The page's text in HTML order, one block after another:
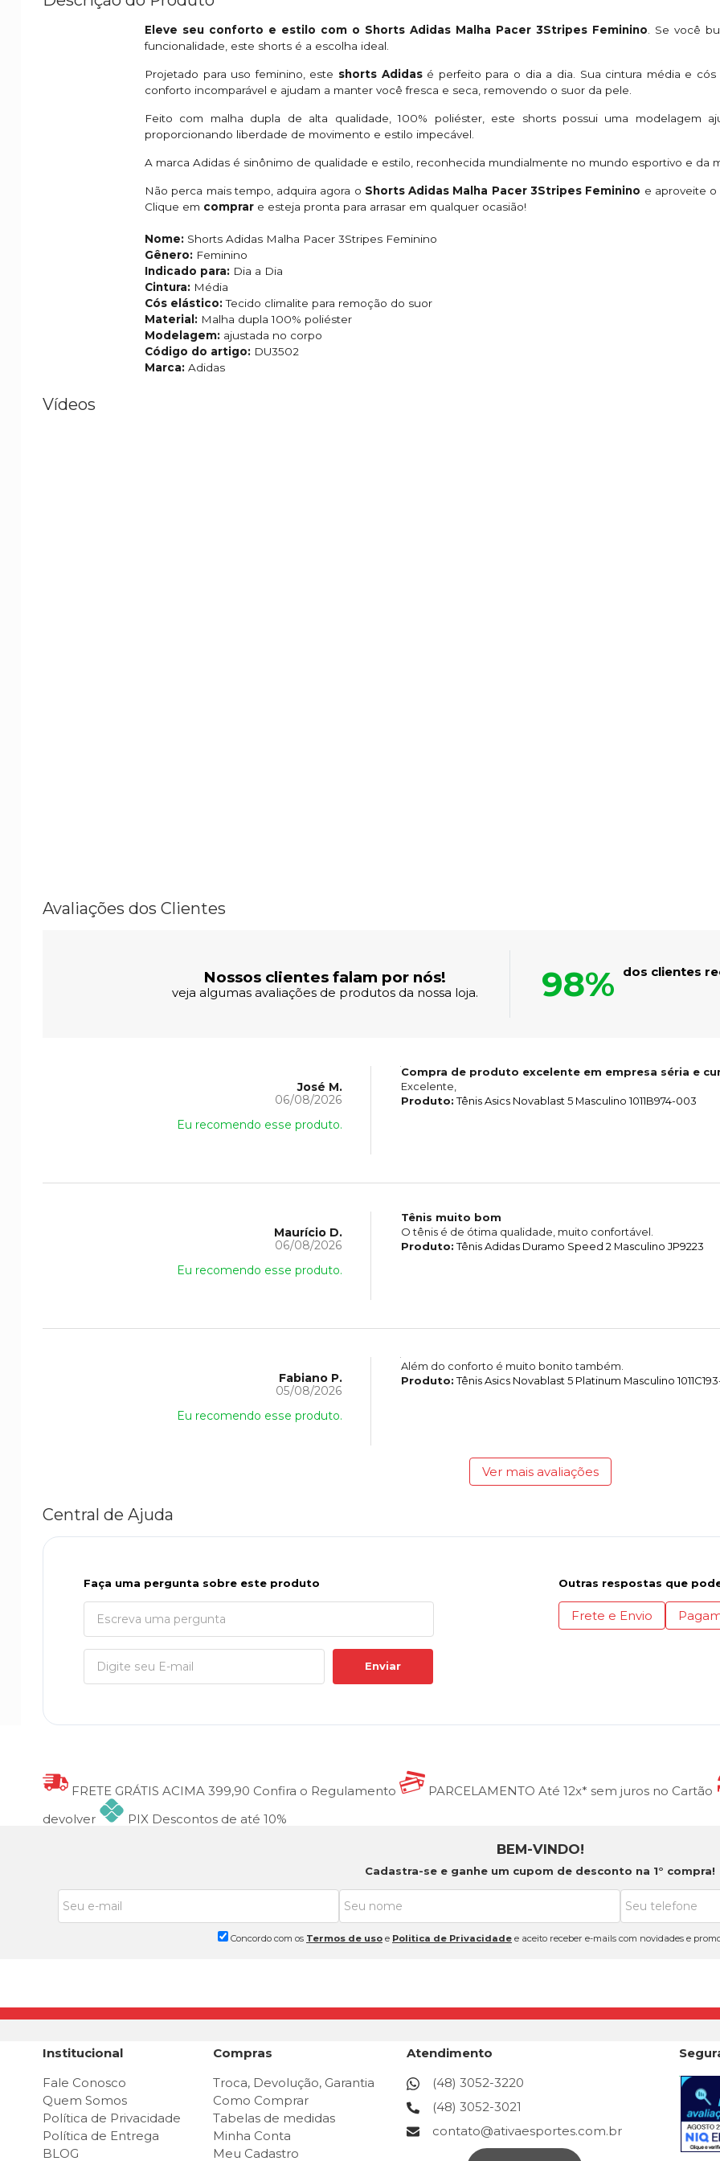
Eleve seu conforto e estilo com o Shorts Adidas Malha Pacer 3Stripes Feminino . Se você
funcionalidade, este shorts é a escolha ideal.
Projetado para uso feminino, este shorts Adidasé perfeito para o dia a dia. Sua cintura média e
conforto incomparável e ajudam a manter você fresca e seca, removendo o suor da pele.
Feito com malha dupla de alta qualidade, 100% poliéster, este shorts possui uma modelagem
proporcionando liberdade de movimento e estilo impecável.
A marca Adidas é sinônimo de qualidade e estilo, reconhecida mundialmente no mundo esportivo e da
Não perca mais tempo, adquira agora o Shorts Adidas Malha Pacer 3Stripes Feminino e aproveite
Clique em comprar e esteja pronta para arrasar em qualquer ocasião!
Nome: Shorts Adidas Malha Pacer 3Stripes Feminino
Gênero: Feminino
Indicado para: Dia a Dia
Cintura: Média
Cós elástico: Tecido climalite para remoção do suor
Material: Malha dupla 100% poliéster
Modelagem: ajustada no corpo
Código do artigo: DU3502
Marca: Adidas
Vídeos
Avaliações dos Clientes
Nossos clientes falam por nós!
veja algumas avaliações de produtos da nossa loja. 98% dos clientes
José M.
06/08/2026
Eu recomendo esse produto.
Compra de produto excelente em empresa séria e
Excelente,
Produto:Tênis Asics Novablast 5 Masculino 1011B974-003
Maurício D.
06/08/2026
Eu recomendo esse produto.
Tênis muito bom
O tênis é de ótima qualidade, muito confortável.
Produto:Tênis Adidas Duramo Speed 2 Masculino JP9223
Fabiano P.
05/08/2026
Eu recomendo esse produto.
Além do conforto é muito bonito também.
Produto:Tênis Asics Novablast 5 Platinum Masculino
Ver mais avaliações
Central de Ajuda
Faça uma pergunta sobre este produto
Enviar
Outras respostas que
Frete e Envio
FRETE GRÁTIS ACIMA 399,90 Confira o Regulamento PARCELAMENTO Até 12x* sem juros no Cartão
devolver
PIX Descontos de até 10%
BEM-VINDO!
Cadastra-se e ganhe um cupom de desconto na 1° compra!
Concordo com os Termos de uso e Politica de Privacidade e aceito receber e-mails com novidades e
Institucional
Fale Conosco
Quem Somos
Política de Privacidade
Política de Entrega
BLOG
Compras
Troca, Devolução, Garantia
Como Comprar
Tabelas de medidas
Minha Conta
Meu Cadastro
Atendimento
(48) 3052-3220
(48) 3052-3021
contato@ativaesportes.com.br